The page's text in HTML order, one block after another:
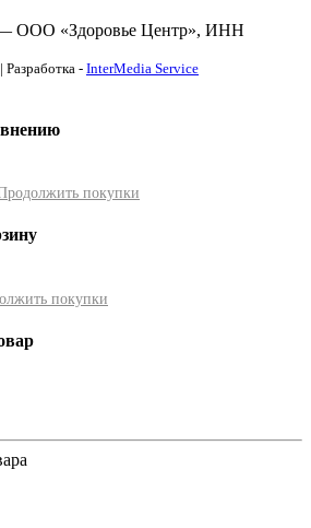
ООО «Здоровье Центр», ИНН
| Разработка - InterMedia Service
покупки
покупки